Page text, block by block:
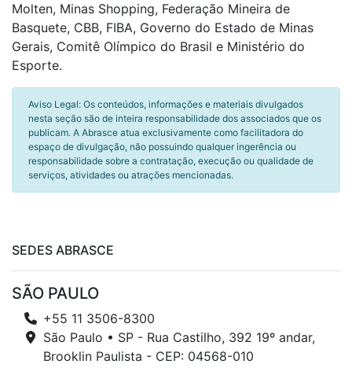
Molten, Minas Shopping, Federação Mineira de
Basquete, CBB, FIBA, Governo do Estado de Minas
Gerais, Comitê Olímpico do Brasil e Ministério do
Esporte.
Aviso Legal: Os conteúdos, informações e materiais divulgados
nesta seção são de inteira responsabilidade dos associados que os
publicam. A Abrasce atua exclusivamente como facilitadora do
espaço de divulgação, não possuindo qualquer ingerência ou
responsabilidade sobre a contratação, execução ou qualidade de
serviços, atividades ou atrações mencionadas.
SEDES ABRASCE
SÃO PAULO
+55 11 3506-8300
São Paulo • SP - Rua Castilho, 392 19º andar,
Brooklin Paulista - CEP: 04568-010